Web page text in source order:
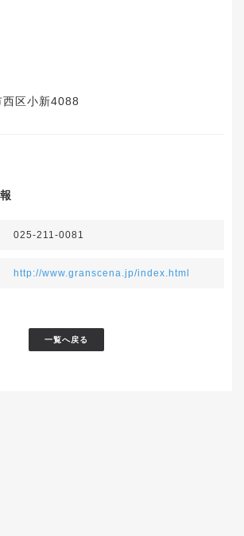
西区小新4088
025-211-0081
http://www.granscena.jp/index.html
一覧へ戻る